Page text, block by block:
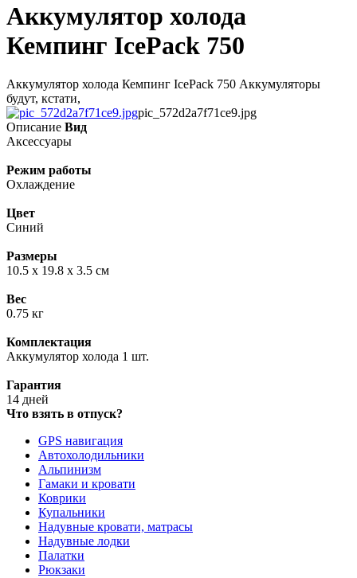
Аккумулятор холода
Кемпинг IcePack 750
Аккумулятор холода Кемпинг IcePack 750 Аккумуляторы
будут, кстати,
pic_572d2a7f71ce9.jpg
Описание Вид
Аксессуары
Режим работы
Охлаждение
Цвет
Синий
Размеры
10.5 x 19.8 x 3.5 см
Вес
0.75 кг
Комплектация
Аккумулятор холода 1 шт.
Гарантия
14 дней
Что взять в отпуск?
GPS навигация
Автохолодильники
Альпинизм
Гамаки и кровати
Коврики
Купальники
Надувные кровати, матрасы
Надувные лодки
Палатки
Рюкзаки